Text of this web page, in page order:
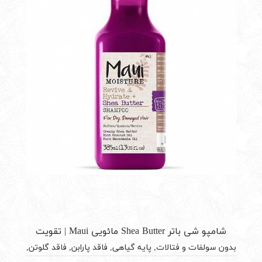
شامپو شی باتر Shea Butter مائویی Maui | تقویت
کننده و آبرسان قوی مو385 میل
بدون سولفات و فتالات, پایه گیاهی, فاقد پارابن, فاقد گلوتن,
وگان, ویتامینه بر اساس کارکرد برای موآبرسانی, ترمیم کننده,